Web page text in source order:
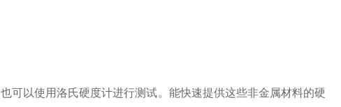
以使用洛氏硬度计进行测试。能快速提供这些非金属材料的硬